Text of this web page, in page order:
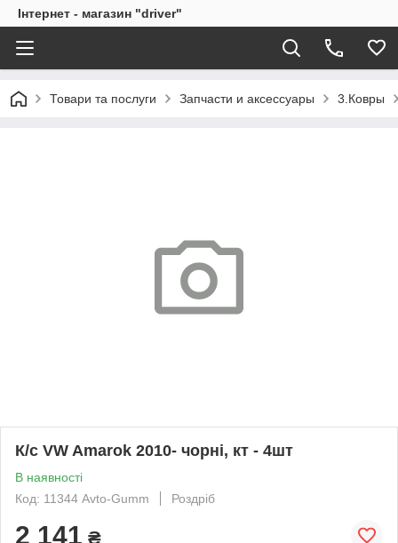
Інтернет - магазин "driver"
Товари та послуги Запчасти и аксессуары 3.Ковры
К/с VW Amarok 2010- чорні, кт - 4шт
В наявності
Код: 11344 Avto-Gumm
Роздріб
2 141 ₴